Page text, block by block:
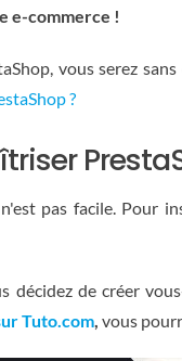
e-commerce !
vous serez
?
pas facile. Pour
décidez de créer
Tuto.com, vous